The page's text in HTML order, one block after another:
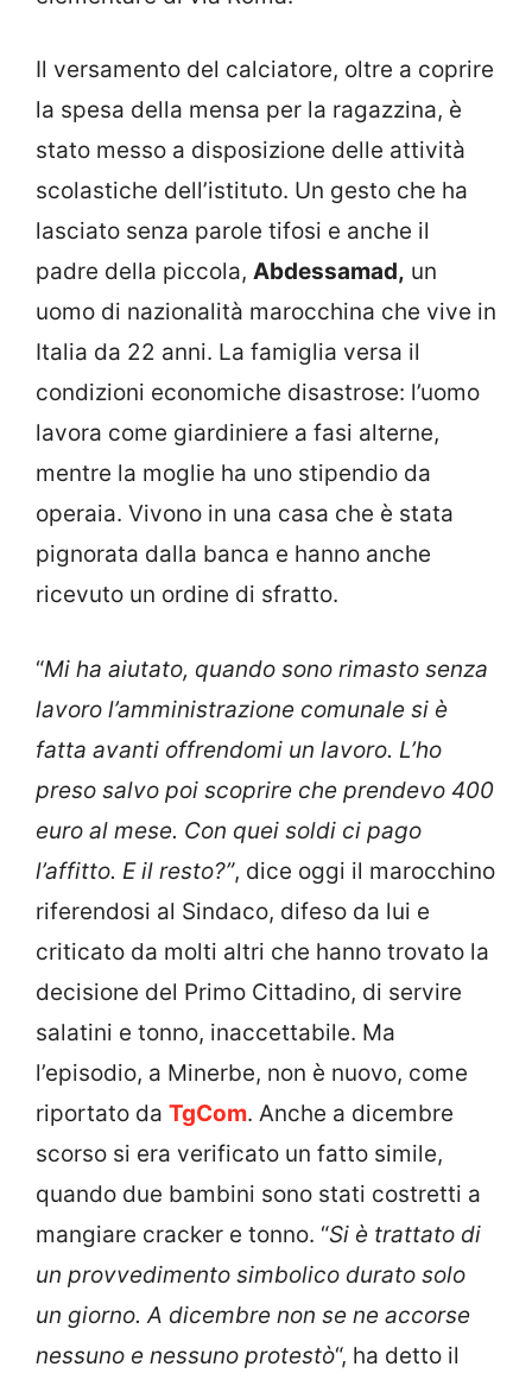
Il versamento del calciatore, oltre a coprire
la spesa della mensa per la ragazzina, è
stato messo a disposizione delle attività
scolastiche dell’istituto. Un gesto che ha
lasciato senza parole tifosi e anche il
padre della piccola, Abdessamad, un
uomo di nazionalità marocchina che vive in
Italia da 22 anni. La famiglia versa il
condizioni economiche disastrose: l’uomo
lavora come giardiniere a fasi alterne,
mentre la moglie ha uno stipendio da
operaia. Vivono in una casa che è stata
pignorata dalla banca e hanno anche
ricevuto un ordine di sfratto.
“Mi ha aiutato, quando sono rimasto senza
lavoro l’amministrazione comunale si è
fatta avanti offrendomi un lavoro. L’ho
preso salvo poi scoprire che prendevo 400
euro al mese. Con quei soldi ci pago
l’affitto. E il resto?”, dice oggi il marocchino
riferendosi al Sindaco, difeso da lui e
criticato da molti altri che hanno trovato la
decisione del Primo Cittadino, di servire
salatini e tonno, inaccettabile. Ma
l’episodio, a Minerbe, non è nuovo, come
riportato da TgCom. Anche a dicembre
scorso si era verificato un fatto simile,
quando due bambini sono stati costretti a
mangiare cracker e tonno. “Si è trattato di
un provvedimento simbolico durato solo
un giorno. A dicembre non se ne accorse
nessuno e nessuno protestò“, ha detto il